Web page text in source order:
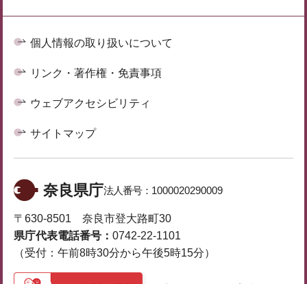
個人情報の取り扱いについて
リンク・著作権・免責事項
ウェブアクセシビリティ
サイトマップ
奈良県庁法人番号： 1000020290009
〒630-8501 奈良市登大路町30
県庁代表電話番号： 0742-22-1101
（受付：午前8時30分から午後5時15分）